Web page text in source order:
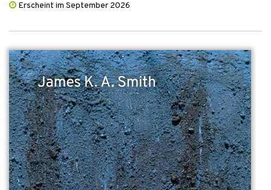
Erscheint im September 2026